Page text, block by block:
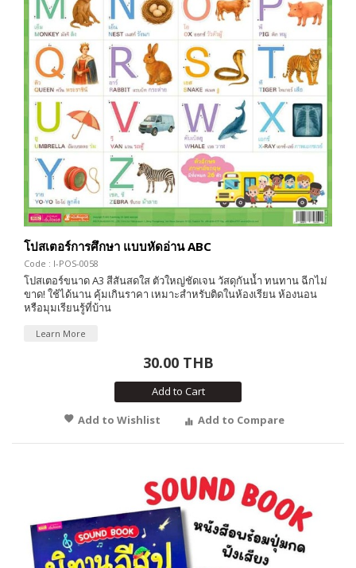
โปสเตอร์การศึกษา แบบหัดอ่าน ABC
Code : I-POS-0058
โปสเตอร์ขนาด A3 สีสันสดใส ตัวใหญ่ชัดเจน วัสดุกันน้ำ ทนทาน ฉีกไม่
ขาด! ใช้ได้นาน คุ้มเกินราคา เหมาะสำหรับติดในห้องเรียน ห้องนอน
หรือมุมเรียนรู้ที่บ้าน
Learn More
30.00 THB
Add to Cart
Add to Wishlist
Add to Compare